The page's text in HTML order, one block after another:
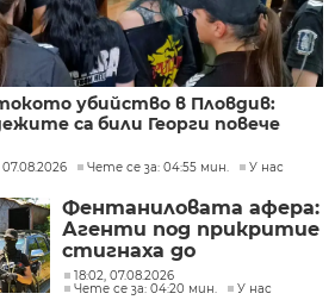
убийство в Пловдив:
са били Георги повече
07.08.2026 Чете се за: 04:55 мин. У нас
Фентаниловата афера:
Агенти под прикритие
стигнаха до
лабораторията във
„Факултета“
18:02, 07.08.2026
Чете се за: 04:20 мин.
У нас